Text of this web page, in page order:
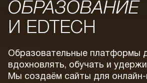
ОБРАЗОВАНИЕ
И EDTECH
Образовательные платформы
вдохновлять, обучать и
Мы создаём сайты для онлайн-